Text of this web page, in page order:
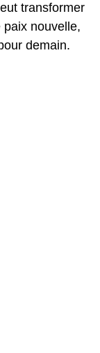
transformer
paix nouvelle,
demain.